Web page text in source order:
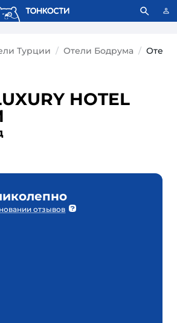
сookie-файлы. Что это значит?
Турции Отели Бодрума Отель
HOTEL
отзывов